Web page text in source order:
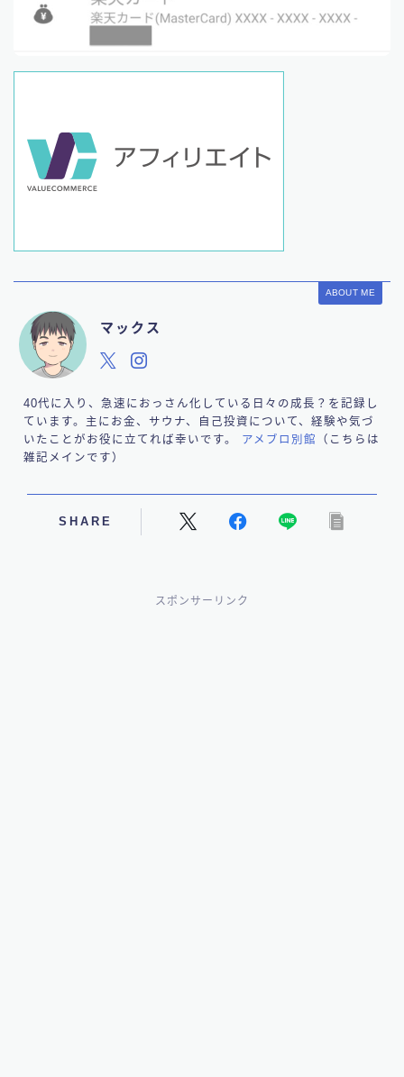
ABOUT ME
マックス
40代に入り、急速におっさん化している日々の成長？を記録し
ています。主にお金、サウナ、自己投資について、経験や気づ
いたことがお役に立てれば幸いです。
アメブロ別館
（こちらは
雑記メインです）
SHARE
スポンサーリンク